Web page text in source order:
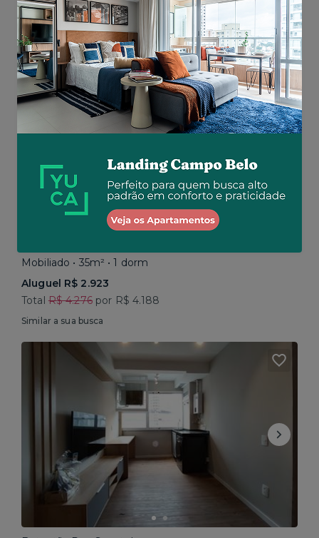
Total R$ 22.464
Similar a sua busca
Baixou o preço
Promoção até 15/08
Mobiliado • 35m² • 1 dorm
Aluguel R$ 2.923
Total R$ 4.276por R$ 4.188
Similar a sua busca